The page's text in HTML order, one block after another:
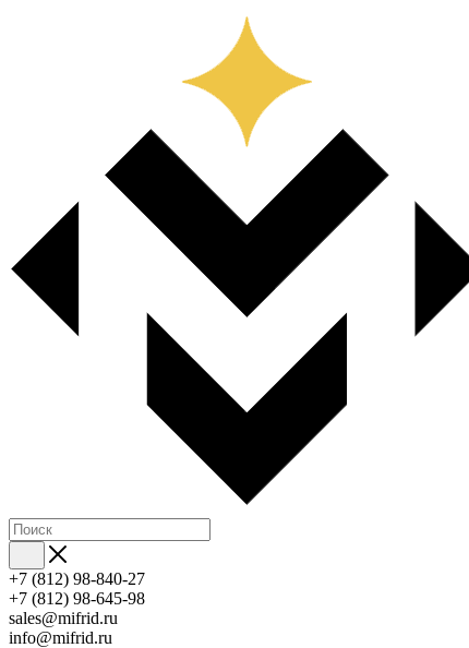
+7 (812) 98-840-27
+7 (812) 98-645-98
sales@mifrid.ru
info@mifrid.ru